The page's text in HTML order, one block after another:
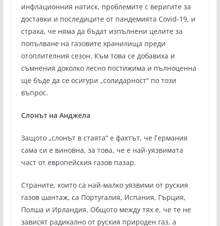
инфлационния натиск, проблемите с веригите за
доставки и последиците от пандемията Covid-19, и
страха, че няма да бъдат изпълнени целите за
попълване на газовите хранилища преди
отоплителния сезон. Към това се добавиха и
съмнения доколко лесно постижима и пълноценна
ще бъде да се осигури „солидарност“ по този
въпрос.
Слонът на Анджела
Защото „слонът в стаята“ е фактът, че Германия
сама си е виновна, за това, че е най-уязвимата
част от европейския газов пазар.
Страните, които са най-малко уязвими от руския
газов шантаж, са Португалия, Испания, Гърция,
Полша и Ирландия. Общото между тях е, че те не
зависят радикално от руския природен газ, а